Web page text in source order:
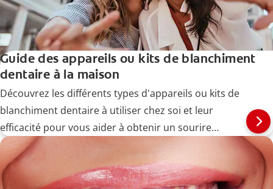
Guide des appareils ou kits de blanchiment
dentaire à la maison
Découvrez les différents types d'appareils ou kits de
blanchiment dentaire à utiliser chez soi et leur
efficacité pour vous aider à obtenir un sourire
éclatant.